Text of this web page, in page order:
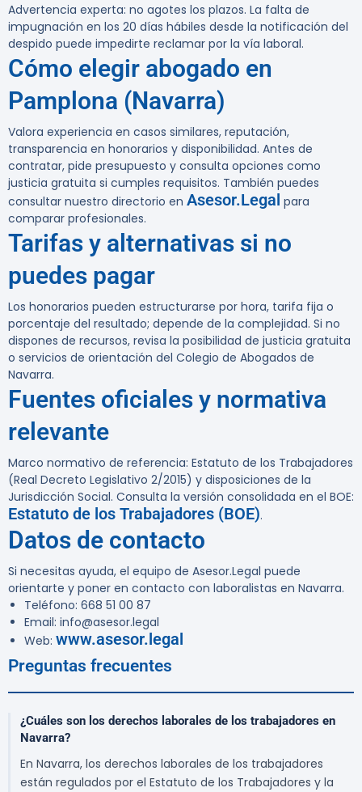
Advertencia experta: no agotes los plazos. La falta de
impugnación en los 20 días hábiles desde la notificación del
despido puede impedirte reclamar por la vía laboral.
Cómo elegir abogado en
Pamplona (Navarra)
Valora experiencia en casos similares, reputación,
transparencia en honorarios y disponibilidad. Antes de
contratar, pide presupuesto y consulta opciones como
justicia gratuita si cumples requisitos. También puedes
consultar nuestro directorio en Asesor.Legal para
comparar profesionales.
Tarifas y alternativas si no
puedes pagar
Los honorarios pueden estructurarse por hora, tarifa fija o
porcentaje del resultado; depende de la complejidad. Si no
dispones de recursos, revisa la posibilidad de justicia gratuita
o servicios de orientación del Colegio de Abogados de
Navarra.
Fuentes oficiales y normativa
relevante
Marco normativo de referencia: Estatuto de los Trabajadores
(Real Decreto Legislativo 2/2015) y disposiciones de la
Jurisdicción Social. Consulta la versión consolidada en el BOE:
Estatuto de los Trabajadores (BOE).
Datos de contacto
Si necesitas ayuda, el equipo de Asesor.Legal puede
orientarte y poner en contacto con laboralistas en Navarra.
Teléfono: 668 51 00 87
Email: info@asesor.legal
Web: www.asesor.legal
Preguntas frecuentes
¿Cuáles son los derechos laborales de los trabajadores en
Navarra?
En Navarra, los derechos laborales de los trabajadores
están regulados por el Estatuto de los Trabajadores y la